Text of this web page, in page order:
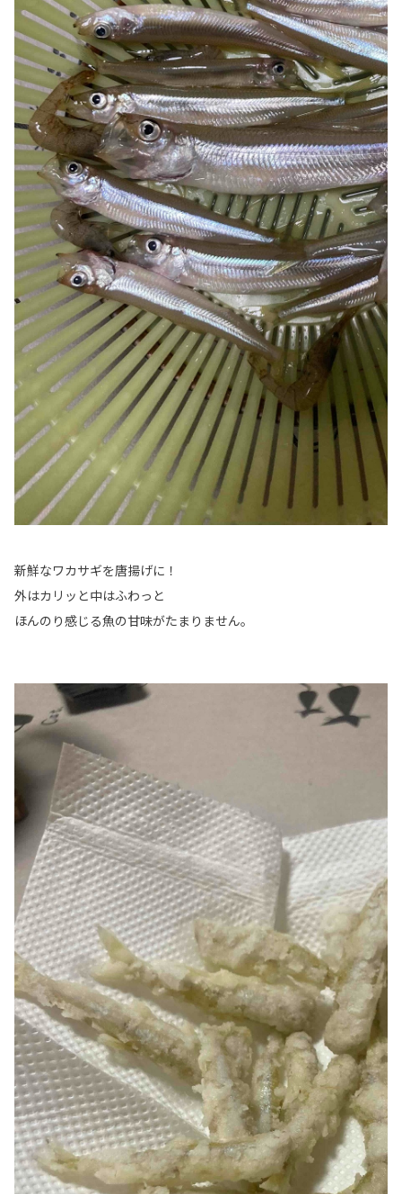
新鮮なワカサギを唐揚げに！
外はカリッと中はふわっと
ほんのり感じる魚の甘味がたまりません。